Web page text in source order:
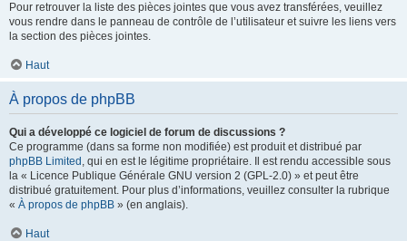
Pour retrouver la liste des pièces jointes que vous avez transférées, veuillez
vous rendre dans le panneau de contrôle de l’utilisateur et suivre les liens vers
la section des pièces jointes.
Haut
À propos de phpBB
Qui a développé ce logiciel de forum de discussions ?
Ce programme (dans sa forme non modifiée) est produit et distribué par
phpBB Limited , qui en est le légitime propriétaire. Il est rendu accessible sous
la « Licence Publique Générale GNU version 2 (GPL-2.0) » et peut être
distribué gratuitement. Pour plus d’informations, veuillez consulter la rubrique
« À propos de phpBB » (en anglais).
Haut